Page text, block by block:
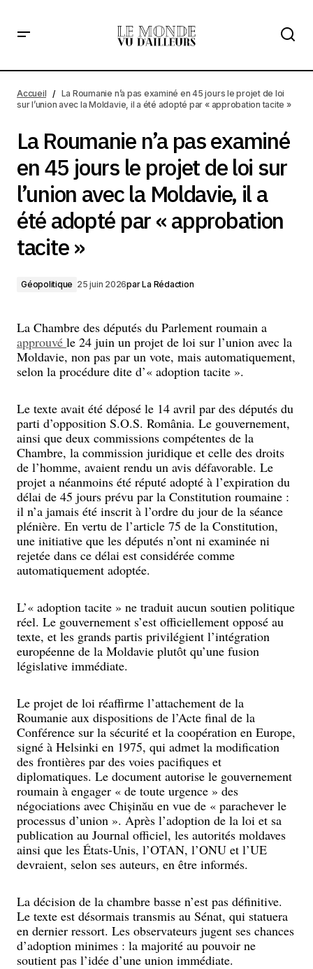
l’union avec la Moldavie, il a été adopté par « approbation
tacite »
Accueil
La Roumanie n’a pas examiné en 45 jours le projet de loi
sur l’union avec la Moldavie, il a été adopté par « approbation tacite »
La Roumanie n’a pas examiné
en 45 jours le projet de loi sur
l’union avec la Moldavie, il a
été adopté par « approbation
tacite »
Géopolitique 25 juin 2026parLa Rédaction
La Chambre des députés du Parlement roumain a
approuvé le 24 juin un projet de loi sur l’union avec la
Moldavie, non pas par un vote, mais automatiquement,
selon la procédure dite d’« adoption tacite ».
Le texte avait été déposé le 14 avril par des députés du
parti d’opposition S.O.S. România. Le gouvernement,
ainsi que deux commissions compétentes de la
Chambre, la commission juridique et celle des droits
de l’homme, avaient rendu un avis défavorable. Le
projet a néanmoins été réputé adopté à l’expiration du
délai de 45 jours prévu par la Constitution roumaine :
il n’a jamais été inscrit à l’ordre du jour de la séance
plénière. En vertu de l’article 75 de la Constitution,
une initiative que les députés n’ont ni examinée ni
rejetée dans ce délai est considérée comme
automatiquement adoptée.
L’« adoption tacite » ne traduit aucun soutien politique
réel. Le gouvernement s’est officiellement opposé au
texte, et les grands partis privilégient l’intégration
européenne de la Moldavie plutôt qu’une fusion
législative immédiate.
Le projet de loi réaffirme l’attachement de la
Roumanie aux dispositions de l’Acte final de la
Conférence sur la sécurité et la coopération en Europe,
signé à Helsinki en 1975, qui admet la modification
des frontières par des voies pacifiques et
diplomatiques. Le document autorise le gouvernement
roumain à engager « de toute urgence » des
négociations avec Chișinău en vue de « parachever le
processus d’union ». Après l’adoption de la loi et sa
publication au Journal officiel, les autorités moldaves
ainsi que les États-Unis, l’OTAN, l’ONU et l’UE
devraient, selon ses auteurs, en être informés.
La décision de la chambre basse n’est pas définitive.
Le texte est désormais transmis au Sénat, qui statuera
en dernier ressort. Les observateurs jugent ses chances
d’adoption minimes : la majorité au pouvoir ne
soutient pas l’idée d’une union immédiate.